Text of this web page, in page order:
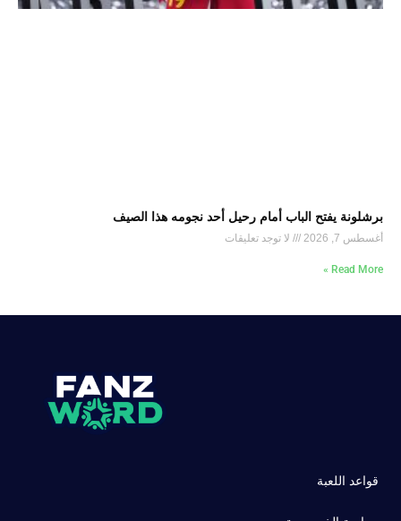
برشلونة يفتح الباب أمام رحيل أحد نجومه هذا الصيف
أغسطس 7, 2026 لا توجد تعليقات
Read More »
قواعد اللعبة